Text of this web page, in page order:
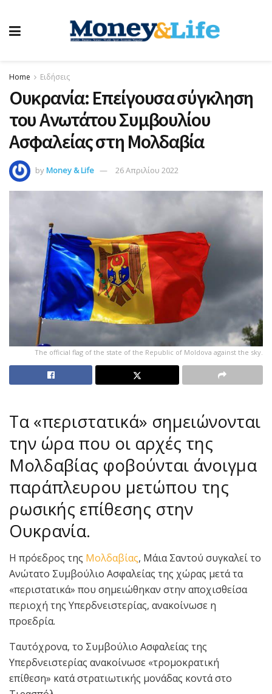
Home Ειδήσεις
Ουκρανία: Επείγουσα σύγκληση
του Ανωτάτου Συμβουλίου
Ασφαλείας στη Μολδαβία
byMoney & Life 26 Απριλίου 2022
The official flag of the state of the Republic of Moldova against the sky.
Τα «περιστατικά» σημειώνονται
την ώρα που οι αρχές της
Μολδαβίας φοβούνται άνοιγμα
παράπλευρου μετώπου της
ρωσικής επίθεσης στην
Ουκρανία.
Η πρόεδρος της Μολδαβίας, Μάια Σαντού συγκαλεί το
Ανώτατο Συμβούλιο Ασφαλείας της χώρας μετά τα
«περιστατικά» που σημειώθηκαν στην αποχισθείσα
περιοχή της Υπερδνειστερίας, ανακοίνωσε η
προεδρία.
Ταυτόχρονα, το Συμβούλιο Ασφαλείας της
Υπερδνειστερίας ανακοίνωσε «τρομοκρατική
επίθεση» κατά στρατιωτικής μονάδας κοντά στο